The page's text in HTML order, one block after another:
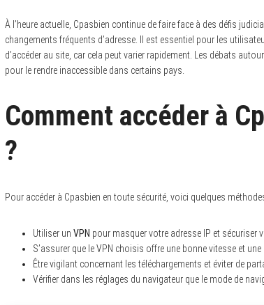
À l’heure actuelle, Cpasbien continue de faire face à des défis
changements fréquents d’adresse. Il est essentiel pour les
d’accéder au site, car cela peut varier rapidement. Les débats
pour le rendre inaccessible dans certains pays.
Comment accéder à
?
Pour accéder à Cpasbien en toute sécurité, voici quelques
Utiliser un VPN pour masquer votre adresse IP et sécuriser
S’assurer que le VPN choisis offre une bonne vitesse et
Être vigilant concernant les téléchargements et éviter de
Vérifier dans les réglages du navigateur que le mode de